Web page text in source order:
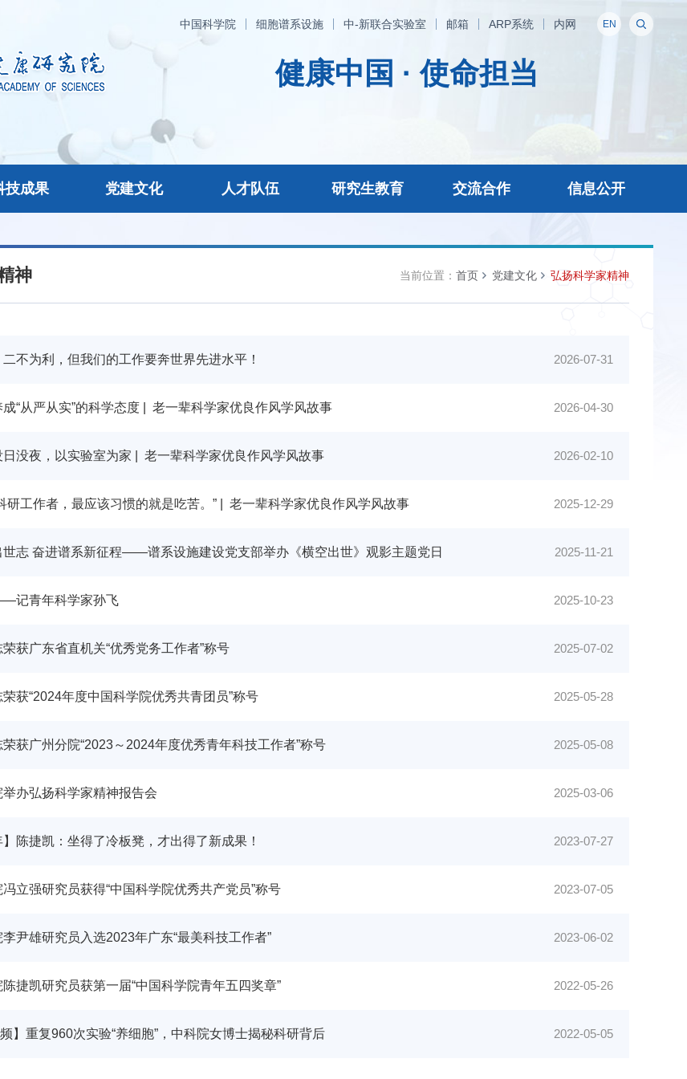
EN
中国科学院 细胞谱系设施 中-新联合实验室 邮箱 ARP系统 内网
健康中国 · 使命担当
技成果 党建文化 人才队伍 研究生教育 交流合作 信息公开
神 当前位置： 首页 党建文化 弘扬科学家精神
不为利，但我们的工作要奔世界先进水平！ 2026-07-31
“从严从实”的科学态度 | 老一辈科学家优良作风学风故事 2026-04-30
日没夜，以实验室为家 | 老一辈科学家优良作风学风故事 2026-02-10
研工作者，最应该习惯的就是吃苦。” | 老一辈科学家优良作风学风故事 2025-12-29
世志 奋进谱系新征程——谱系设施建设党支部举办《横空出世》观影主题党日 2025-11-21
记青年科学家孙飞 2025-10-23
荣获广东省直机关“优秀党务工作者”称号 2025-07-02
获“2024年度中国科学院优秀共青团员”称号 2025-05-28
获广州分院“2023～2024年度优秀青年科技工作者”称号 2025-05-08
举办弘扬科学家精神报告会 2025-03-06
】陈捷凯：坐得了冷板凳，才出得了新成果！ 2023-07-27
立强研究员获得“中国科学院优秀共产党员”称号 2023-07-05
尹雄研究员入选2023年广东“最美科技工作者” 2023-06-02
捷凯研究员获第一届“中国科学院青年五四奖章” 2022-05-26
频】重复960次实验“养细胞”，中科院女博士揭秘科研背后 2022-05-05